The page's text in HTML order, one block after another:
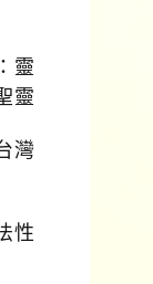
靈
靈
灣
性